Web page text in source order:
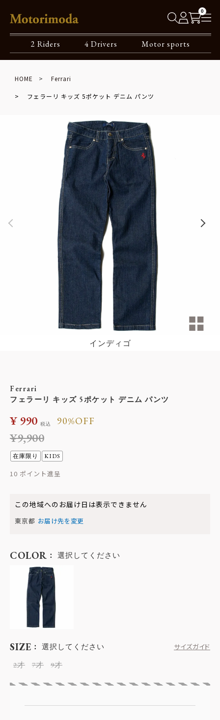
0
2 Riders 4 Drivers Motor sports
HOME Ferrari
フェラーリ キッズ 5ポケット デニム パンツ
インディゴ
Ferrari
フェラーリ キッズ 5ポケット デニム パンツ
¥9,900
90%OFF
¥990 税込
在庫限り KIDS
10
この地域へのお届け日は表示できません
東京都 お届け先を変更
SIZE 選択してください
サイズガイド
2才
7才 9才
COLOR 選択してください